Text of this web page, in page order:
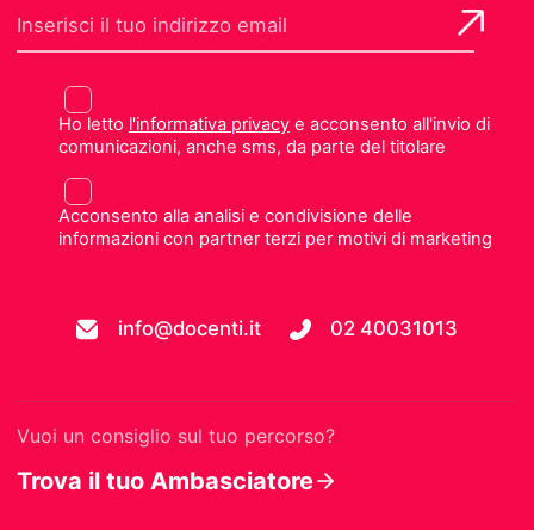
Ho letto l'informativa privacye acconsento all'invio di
comunicazioni, anche sms, da parte del titolare
Acconsento alla analisi e condivisione delle
informazioni con partner terzi per motivi di marketing
info@docenti.it 02 40031013
Vuoi un consiglio sul tuo percorso?
Trova il tuo Ambasciatore